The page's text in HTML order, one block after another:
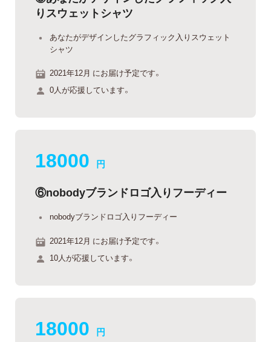
りスウェットシャツ
あなたがデザインしたグラフィック入りスウェット
シャツ
2021年12月 にお届け予定です。
0人が応援しています。
18000 円
⑥nobodyブランドロゴ入りフーディー
nobodyブランドロゴ入りフーディー
2021年12月 にお届け予定です。
10人が応援しています。
18000 円